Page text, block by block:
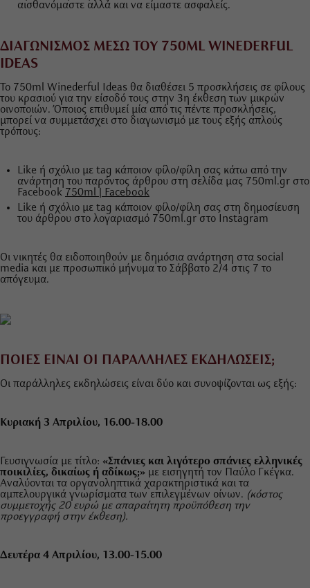
αισθανόμαστε αλλά και να είμαστε ασφαλείς.
ΔΙΑΓΩΝΙΣΜΟΣ ΜΕΣΩ ΤΟΥ 750ML WINEDERFUL
IDEAS
Το 750ml Winederful Ideas θα διαθέσει 5 προσκλήσεις σε φίλους
του κρασιού για την είσοδό τους στην 3η έκθεση των μικρών
οινοποιών. Όποιος επιθυμεί μία από τις πέντε προσκλήσεις,
μπορεί να συμμετάσχει στο διαγωνισμό με τους εξής απλούς
τρόπους:
Like ή σχόλιο με tag κάποιον φίλο/φίλη σας κάτω από την
ανάρτηση του παρόντος άρθρου στη σελίδα μας 750ml.gr στο
Facebook 750ml | Facebook
Like ή σχόλιο με tag κάποιον φίλο/φίλη σας στη δημοσίευση
του άρθρου στο λογαριασμό 750ml.gr στο Instagram
Οι νικητές θα ειδοποιηθούν με δημόσια ανάρτηση στα social
media και με προσωπικό μήνυμα το Σάββατο 2/4 στις 7 το
απόγευμα.
ΠΟΙΕΣ ΕΙΝΑΙ ΟΙ ΠΑΡΑΛΛΗΛΕΣ ΕΚΔΗΛΩΣΕΙΣ;
Οι παράλληλες εκδηλώσεις είναι δύο και συνοψίζονται ως εξής:
Κυριακή 3 Απριλίου, 16.00-18.00
Γευσιγνωσία με τίτλο: «Σπάνιες και λιγότερο σπάνιες ελληνικές
ποικιλίες, δικαίως ή αδίκως;» με εισηγητή τον Παύλο Γκέγκα.
Αναλύονται τα οργανοληπτικά χαρακτηριστικά και τα
αμπελουργικά γνωρίσματα των επιλεγμένων οίνων. (κόστος
συμμετοχής 20 ευρώ με απαραίτητη προϋπόθεση την
προεγγραφή στην έκθεση).
Δευτέρα 4 Απριλίου, 13.00-15.00